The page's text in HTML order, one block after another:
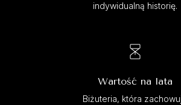
indywidualną historię.
Wartość na lata
Biżuteria, która